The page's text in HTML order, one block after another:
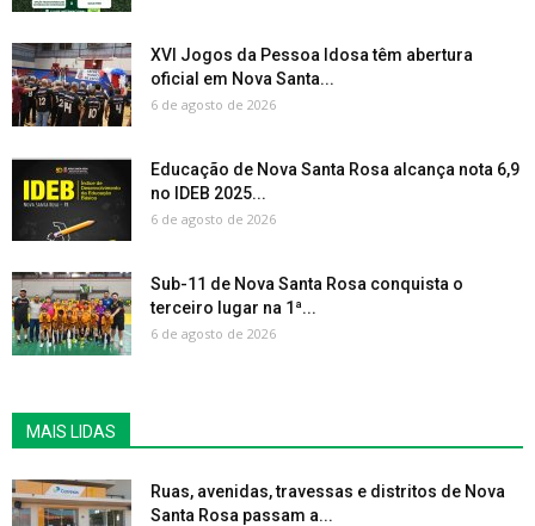
XVI Jogos da Pessoa Idosa têm abertura
oficial em Nova Santa...
6 de agosto de 2026
Educação de Nova Santa Rosa alcança nota 6,9
no IDEB 2025...
6 de agosto de 2026
Sub-11 de Nova Santa Rosa conquista o
terceiro lugar na 1ª...
6 de agosto de 2026
MAIS LIDAS
Ruas, avenidas, travessas e distritos de Nova
Santa Rosa passam a...